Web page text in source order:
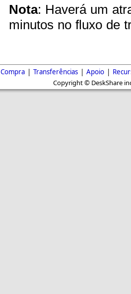
Nota: Haverá um
minutos no fluxo de
Compra | Transferências | Apoio |
Copyright © DeskShare